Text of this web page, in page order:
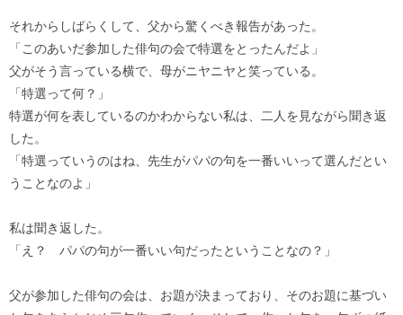
それからしばらくして、父から驚くべき報告があった。
「このあいだ参加した俳句の会で特選をとったんだよ」
父がそう言っている横で、母がニヤニヤと笑っている。
「特選って何？」
特選が何を表しているのかわからない私は、二人を見ながら聞き返
した。
「特選っていうのはね、先生がパパの句を一番いいって選んだとい
うことなのよ」
私は聞き返した。
「え？ パパの句が一番いい句だったということなの？」
父が参加した俳句の会は、お題が決まっており、そのお題に基づい